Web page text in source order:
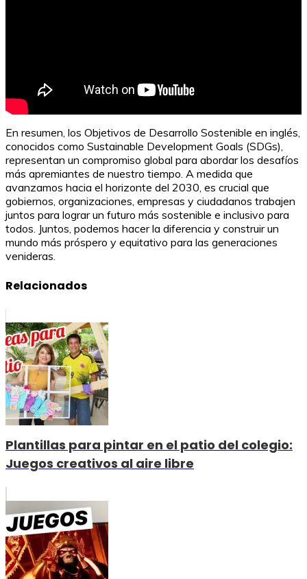
En resumen, los Objetivos de Desarrollo Sostenible en inglés,
conocidos como Sustainable Development Goals (SDGs),
representan un compromiso global para abordar los desafíos
más apremiantes de nuestro tiempo. A medida que
avanzamos hacia el horizonte del 2030, es crucial que
gobiernos, organizaciones, empresas y ciudadanos trabajen
juntos para lograr un futuro más sostenible e inclusivo para
todos. Juntos, podemos hacer la diferencia y construir un
mundo más próspero y equitativo para las generaciones
venideras.
Relacionados
Plantillas para pintar en el patio del colegio:
Juegos creativos al aire libre